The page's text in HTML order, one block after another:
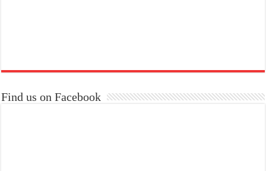
Find us on Facebook